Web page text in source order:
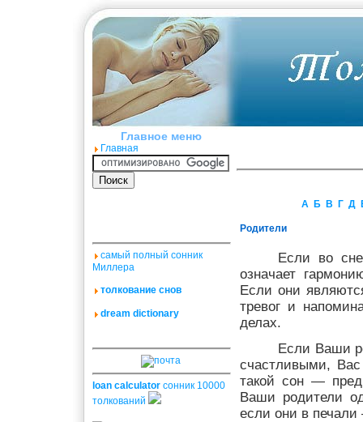
Главное меню
Главная
самый полный сонник
Миллера
толкование снов
dream dictionary
loan calculator сонник 10000
толкований
А Б В Г Д
Родители
Если во
означает
Если они
тревог и
делах.
Если Ваши
счастливыми,
такой сон —
Ваши родители
если они в